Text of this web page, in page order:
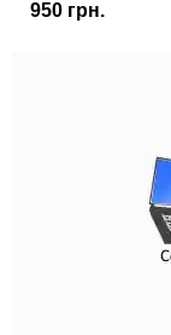
950 грн.